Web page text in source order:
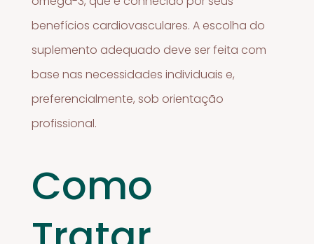
benefícios cardiovasculares. A escolha do
suplemento adequado deve ser feita com
base nas necessidades individuais e,
preferencialmente, sob orientação
profissional.
Como